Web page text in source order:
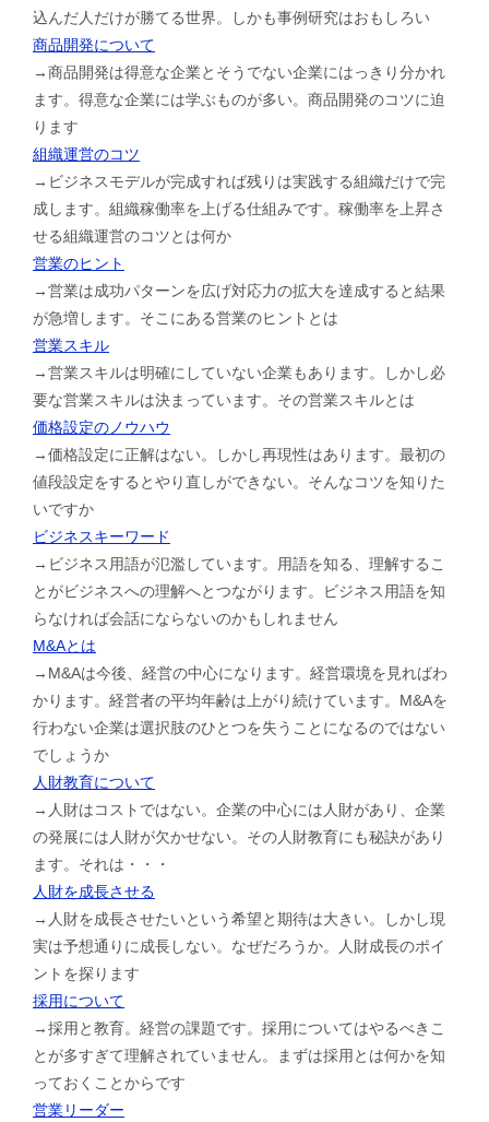
込んだ人だけが勝てる世界。しかも事例研究はおもしろい
商品開発について
→商品開発は得意な企業とそうでない企業にはっきり分かれ
ます。得意な企業には学ぶものが多い。商品開発のコツに迫
ります
組織運営のコツ
→ビジネスモデルが完成すれば残りは実践する組織だけで完
成します。組織稼働率を上げる仕組みです。稼働率を上昇さ
せる組織運営のコツとは何か
営業のヒント
→営業は成功パターンを広げ対応力の拡大を達成すると結果
が急増します。そこにある営業のヒントとは
営業スキル
→営業スキルは明確にしていない企業もあります。しかし必
要な営業スキルは決まっています。その営業スキルとは
価格設定のノウハウ
→価格設定に正解はない。しかし再現性はあります。最初の
値段設定をするとやり直しができない。そんなコツを知りた
いですか
ビジネスキーワード
→ビジネス用語が氾濫しています。用語を知る、理解するこ
とがビジネスへの理解へとつながります。ビジネス用語を知
らなければ会話にならないのかもしれません
M&Aとは
→M&Aは今後、経営の中心になります。経営環境を見ればわ
かります。経営者の平均年齢は上がり続けています。M&Aを
行わない企業は選択肢のひとつを失うことになるのではない
でしょうか
人財教育について
→人財はコストではない。企業の中心には人財があり、企業
の発展には人財が欠かせない。その人財教育にも秘訣があり
ます。それは・・・
人財を成長させる
→人財を成長させたいという希望と期待は大きい。しかし現
実は予想通りに成長しない。なぜだろうか。人財成長のポイ
ントを探ります
採用について
→採用と教育。経営の課題です。採用についてはやるべきこ
とが多すぎて理解されていません。まずは採用とは何かを知
っておくことからです
営業リーダー